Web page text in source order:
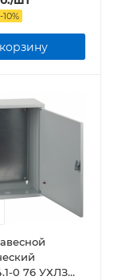
-10%
0 76 УХЛЗ